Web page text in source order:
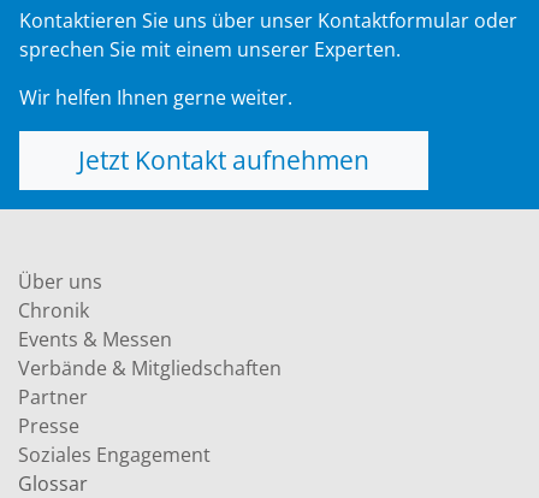
Kontaktieren Sie uns über unser Kontaktformular oder
sprechen Sie mit einem unserer Experten.
Wir helfen Ihnen gerne weiter.
Jetzt Kontakt aufnehmen
Über uns
Chronik
Events & Messen
Verbände & Mitgliedschaften
Partner
Presse
Soziales Engagement
Glossar